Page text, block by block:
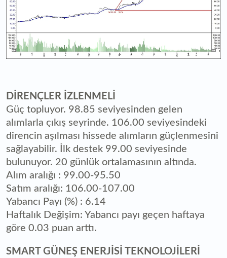
DİRENÇLER İZLENMELİ
Güç topluyor. 98.85 seviyesinden gelen
alımlarla çıkış seyrinde. 106.00 seviyesindeki
direncin aşılması hissede alımların güçlenmesini
sağlayabilir. İlk destek 99.00 seviyesinde
bulunuyor. 20 günlük ortalamasının altında.
Alım aralığı : 99.00-95.50
Satım aralığı: 106.00-107.00
Yabancı Payı (%) : 6.14
Haftalık Değişim: Yabancı payı geçen haftaya
göre 0.03 puan arttı.
SMART GÜNEŞ ENERJİSİ TEKNOLOJİLERİ